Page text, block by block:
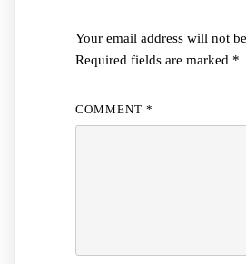
Your email address will not
Required fields are marked *
COMMENT *